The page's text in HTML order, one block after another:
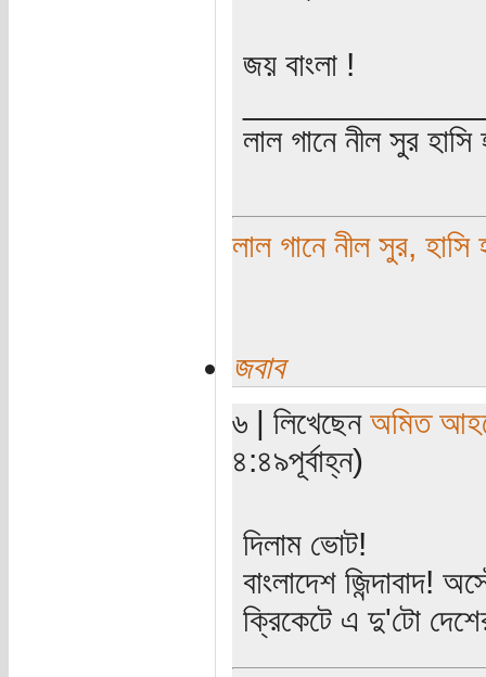
জয় বাংলা !
লাল গানে নীল সুর
লাল গানে নীল সুর, হাসি
জবাব
৬ | লিখেছেন অমিত
৪:৪৯পূর্বাহ্ন)
দিলাম ভোট!
বাংলাদেশ জিন্দাবাদ!
ক্রিকেটে এ দু'টো